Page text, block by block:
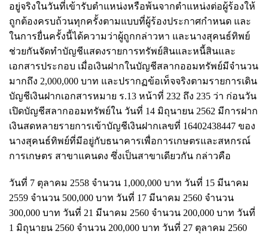
อยู่จริงในวันที่เข้ารับตำแหน่งหรือพ้นจากตำแหน่งต่อผู้ร้องให้
ถูกต้องครบถ้วนทุกครั้งตามแบบที่ผู้ร้องประกาศกำหนด และ
ในการยื่นครั้งนี้ได้ความว่าผู้ถูกกล่าวหา และนางสุคนธ์ทิพย์
ช่วยกันจัดทำบัญชีแสดงรายการทรัพย์สินและหนี้สินและ
เอกสารประกอบ เมื่อเงินฝากในบัญชีสลากออมทรัพย์มีจำนวน
มากถึง 2,000,000 บาท และปรากฏข้อเท็จจริงตามรายการเดิน
บัญชีเงินฝากเอกสารหมาย ร.13 หน้าที่ 232 ถึง 235 ว่า ก่อนวัน
เปิดบัญชีสลากออมทรัพย์ใน วันที่ 14 มิถุนายน 2562 มีการฝาก
เงินสดหลายรายการเข้าบัญชีเงินฝากเลขที่ 16402438447 ของ
นางสุคนธ์ทิพย์ที่มีอยู่กับธนาคารเพื่อการเกษตรและสหกรณ์
การเกษตร สาขาแคนดง ซึ่งเป็นสาขาเดียวกัน กล่าวคือ
วันที่ 7 ตุลาคม 2558 จำนวน 1,000,000 บาท วันที่ 15 มีนาคม
2559 จำนวน 500,000 บาท วันที่ 17 มีนาคม 2560 จำนวน
300,000 บาท วันที่ 21 มีนาคม 2560 จำนวน 200,000 บาท วันที่
1 มิถุนายน 2560 จำนวน 200,000 บาท วันที่ 27 ตุลาคม 2560